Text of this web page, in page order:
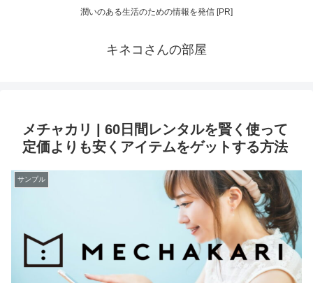
潤いのある生活のための情報を発信 [PR]
キネコさんの部屋
メチャカリ | 60日間レンタルを賢く使って
定価よりも安くアイテムをゲットする方法
サンプル